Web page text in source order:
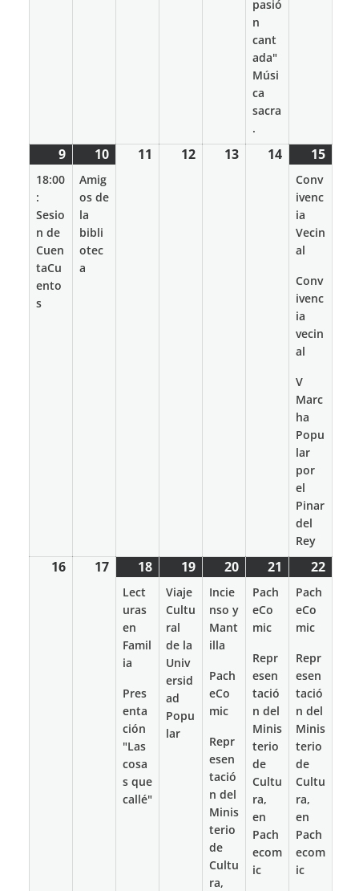
pasió
n
cant
ada"
Músi
ca
sacra
.
99
marzo
2026
(1
event)
18:00
:
Sesio
n de
Cuen
taCu
ento
s
1010
2026
(1
Amig
os de
la
bibli
otec
a
11 1212
1313
1414
marzo
2026
1515
(3
Conv
ivenc
ia
Vecin
al
Conv
ivenc
ia
vecin
al
V
Marc
ha
Popu
lar
por
el
Pinar
del
Rey
1616
1717
marzo
2026
1818
marzo
2026
(2
events)
Lect
uras
en
Famil
ia
Pres
enta
ción
"Las
cosa
s que
callé"
1919
marzo
2026
(1
event)
Viaje
Cultu
ral
de la
Univ
ersid
ad
Popu
lar
2020
marzo
2026
(3
events)
Incie
nso y
Mant
illa
Pach
eCo
mic
Repr
esen
tació
n del
Minis
terio
de
Cultu
ra,
21
marzo
2026
events)
Pach
eCo
mic
Repr
esen
tació
n del
Minis
terio
de
Cultu
ra,
en
Pach
ecom
ic
2222
(2
Pach
eCo
mic
Repr
esen
tació
n del
Minis
terio
de
Cultu
ra,
en
Pach
ecom
ic